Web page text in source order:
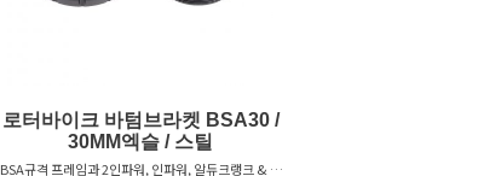
로터바이크 바텀브라켓 BSA30 /
30MM엑슬 / 스틸
BSA규격 프레임과 2인파워, 인파워, 알듀크랭크 & 베